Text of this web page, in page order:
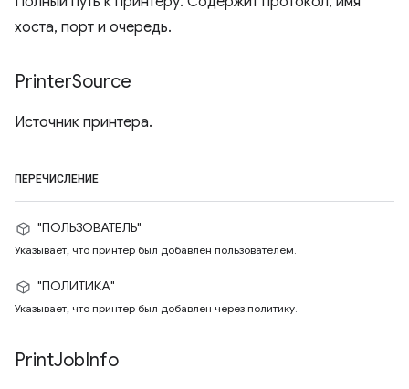
хоста, порт и очередь.
PrinterSource
Источник принтера.
ПЕРЕЧИСЛЕНИЕ
"ПОЛЬЗОВАТЕЛЬ"
Указывает, что принтер был добавлен пользователем.
"ПОЛИТИКА"
Указывает, что принтер был добавлен через политику.
PrintJobInfo